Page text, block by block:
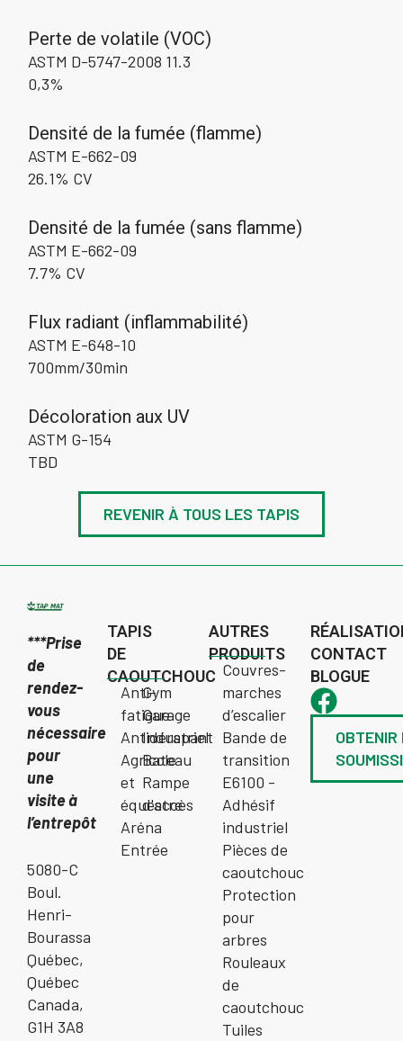
Perte de volatile (VOC)
ASTM D-5747-2008 11.3
0,3%
Densité de la fumée (flamme)
ASTM E-662-09
26.1% CV
Densité de la fumée (sans flamme)
ASTM E-662-09
7.7% CV
Flux radiant (inflammabilité)
ASTM E-648-10
700mm/30min
Décoloration aux UV
ASTM G-154
TBD
REVENIR À TOUS LES TAPIS
***Prise
de
rendez-
vous
nécessaire
pour
une
visite à
l’entrepôt
5080-C
Boul.
Henri-
Bourassa
Québec,
Québec
Canada,
G1H 3A8
TAPIS
DE
CAOUTCHOUC
Anti-
fatigue
Antidérapant
Agricole
et
équestre
Aréna
Entrée
Gym
Garage
Industriel
Bateau
Rampe
d'accès
AUTRES
PRODUITS
Couvres-
marches
d’escalier
Bande de
transition
E6100 -
Adhésif
industriel
Pièces de
caoutchouc
Protection
pour
arbres
Rouleaux
de
caoutchouc
Tuiles
CONTACT
BLOGUE
OBTENIR